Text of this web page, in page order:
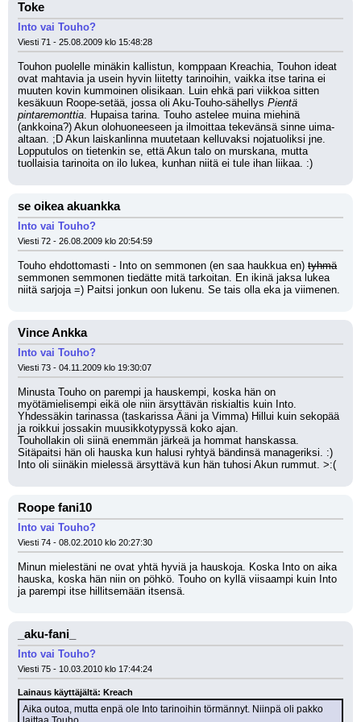
Toke
Into vai Touho?
Viesti 71 - 25.08.2009 klo 15:48:28
Touhon puolelle minäkin kallistun, komppaan Kreachia, Touhon ideat
ovat mahtavia ja usein hyvin liitetty tarinoihin, vaikka itse tarina ei
muuten kovin kummoinen olisikaan. Luin ehkä pari viikkoa sitten
kesäkuun Roope-setää, jossa oli Aku-Touho-sähellys Pientä
pintaremonttia. Hupaisa tarina. Touho astelee muina miehinä
(ankkoina?) Akun olohuoneeseen ja ilmoittaa tekevänsä sinne uima-
altaan. ;D Akun laiskanlinna muutetaan kelluvaksi nojatuoliksi jne.
Lopputulos on tietenkin se, että Akun talo on murskana, mutta
tuollaisia tarinoita on ilo lukea, kunhan niitä ei tule ihan liikaa. :)
se oikea akuankka
Into vai Touho?
Viesti 72 - 26.08.2009 klo 20:54:59
Touho ehdottomasti - Into on semmonen (en saa haukkua en) tyhmä
semmonen semmonen tiedätte mitä tarkoitan. En ikinä jaksa lukea
niitä sarjoja =) Paitsi jonkun oon lukenu. Se tais olla eka ja viimenen.
Vince Ankka
Into vai Touho?
Viesti 73 - 04.11.2009 klo 19:30:07
Minusta Touho on parempi ja hauskempi, koska hän on
myötämielisempi eikä ole niin ärsyttävän riskialtis kuin Into.
Yhdessäkin tarinassa (taskarissa Ääni ja Vimma) Hillui kuin sekopää
ja roikkui jossakin muusikkotypyssä koko ajan.
Touhollakin oli siinä enemmän järkeä ja hommat hanskassa.
Sitäpaitsi hän oli hauska kun halusi ryhtyä bändinsä manageriksi. :)
Into oli siinäkin mielessä ärsyttävä kun hän tuhosi Akun rummut. >:(
Roope fani10
Into vai Touho?
Viesti 74 - 08.02.2010 klo 20:27:30
Minun mielestäni ne ovat yhtä hyviä ja hauskoja. Koska Into on aika
hauska, koska hän niin on pöhkö. Touho on kyllä viisaampi kuin Into
ja parempi itse hillitsemään itsensä.
_aku-fani_
Into vai Touho?
Viesti 75 - 10.03.2010 klo 17:44:24
Lainaus käyttäjältä: Kreach
Aika outoa, mutta enpä ole Into tarinoihin törmännyt. Niinpä oli pakko